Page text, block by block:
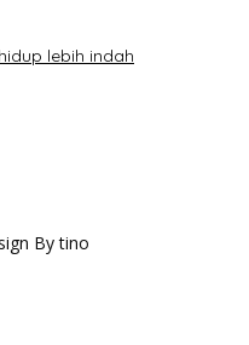
lebih indah
By tino